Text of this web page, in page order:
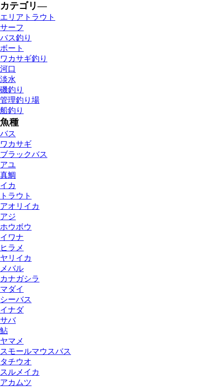
カテゴリ―
エリアトラウト
サーフ
バス釣り
ボート
ワカサギ釣り
河口
淡水
磯釣り
管理釣り場
船釣り
魚種
バス
ワカサギ
ブラックバス
アユ
真鯛
イカ
トラウト
アオリイカ
アジ
ホウボウ
イワナ
ヒラメ
ヤリイカ
メバル
カナガシラ
マダイ
シーバス
イナダ
サバ
鮎
ヤマメ
スモールマウスバス
タチウオ
スルメイカ
アカムツ